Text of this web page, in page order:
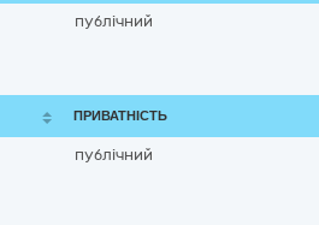
публічний
ПРИВАТНІСТЬ
публічний